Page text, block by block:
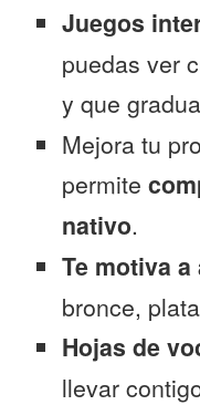
Juegos
puedas ver
y que
Mejora tu
permite
nativo.
Te motiva
bronce,
Hojas de
llevar